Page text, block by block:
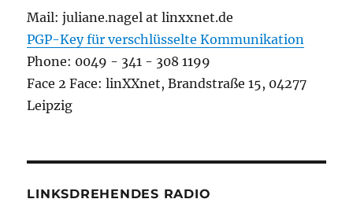
Mail: juliane.nagel at linxxnet.de
PGP-Key für verschlüsselte Kommunikation
Phone: 0049 - 341 - 308 1199
Face 2 Face: linXXnet, Brandstraße 15, 04277
Leipzig
LINKSDREHENDES RADIO